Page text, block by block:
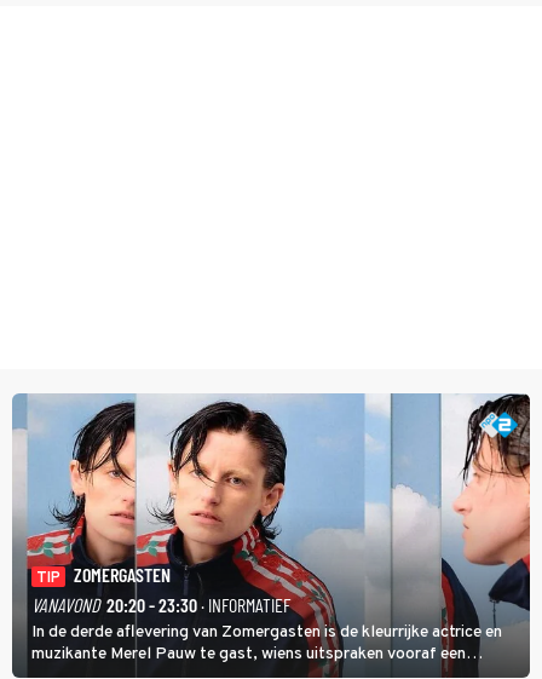
TIP
ZOMERGASTEN
VANAVOND 20:20 - 23:30· INFORMATIEF
In de derde aflevering van Zomergasten is de kleurrijke actrice en
muzikante Merel Pauw te gast, wiens uitspraken vooraf een